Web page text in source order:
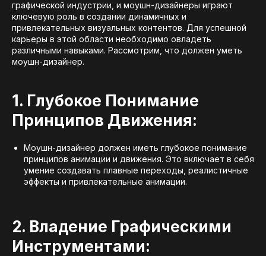
графической индустрии, и моушн-дизайнеры играют
ключевую роль в создании динамичных и
привлекательных визуальных контентов. Для успешной
карьеры в этой области необходимо овладеть
различными навыками. Рассмотрим, что должен уметь
моушн-дизайнер.
1. Глубокое Понимание
Принципов Движения:
Моушн-дизайнер должен иметь глубокое понимание
принципов анимации и движения. Это включает в себя
умение создавать плавные переходы, реалистичные
эффекты и привлекательные анимации.
2. Владение Графическими
Инструментами: